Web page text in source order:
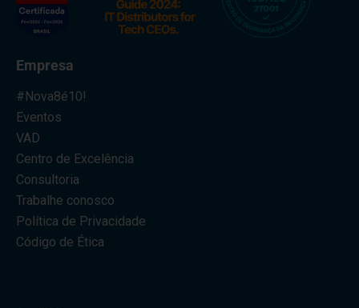
Empresa
#Nova8é10!
Eventos
VAD
Centro de Excelência
Consultoria
Trabalhe conosco
Política de Privacidade
Código de Ética